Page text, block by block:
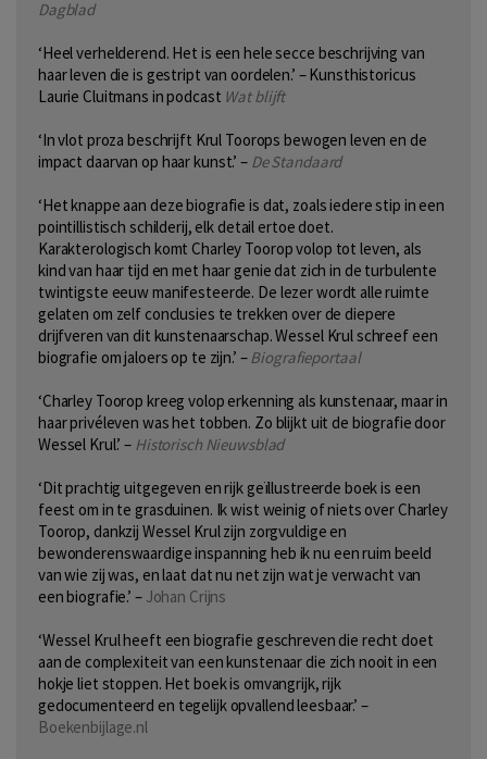
Dagblad
‘Heel verhelderend. Het is een hele secce beschrijving van
haar leven die is gestript van oordelen.’ – Kunsthistoricus
Laurie Cluitmans in podcast Wat blijft
‘In vlot proza beschrijft Krul Toorops bewogen leven en de
impact daarvan op haar kunst.’ – De Standaard
‘Het knappe aan deze biografie is dat, zoals iedere stip in een
pointillistisch schilderij, elk detail ertoe doet.
Karakterologisch komt Charley Toorop volop tot leven, als
kind van haar tijd en met haar genie dat zich in de turbulente
twintigste eeuw manifesteerde. De lezer wordt alle ruimte
gelaten om zelf conclusies te trekken over de diepere
drijfveren van dit kunstenaarschap. Wessel Krul schreef een
biografie om jaloers op te zijn.’ –Biografieportaal
‘Charley Toorop kreeg volop erkenning als kunstenaar, maar in
haar privéleven was het tobben. Zo blijkt uit de biografie door
Wessel Krul.’ – Historisch Nieuwsblad
‘Dit prachtig uitgegeven en rijk geïllustreerde boek is een
feest om in te grasduinen. Ik wist weinig of niets over Charley
Toorop, dankzij Wessel Krul zijn zorgvuldige en
bewonderenswaardige inspanning heb ik nu een ruim beeld
van wie zij was, en laat dat nu net zijn wat je verwacht van
een biografie.’ – Johan Crijns
‘Wessel Krul heeft een biografie geschreven die recht doet
aan de complexiteit van een kunstenaar die zich nooit in een
hokje liet stoppen. Het boek is omvangrijk, rijk
gedocumenteerd en tegelijk opvallend leesbaar.’ –
Boekenbijlage.nl